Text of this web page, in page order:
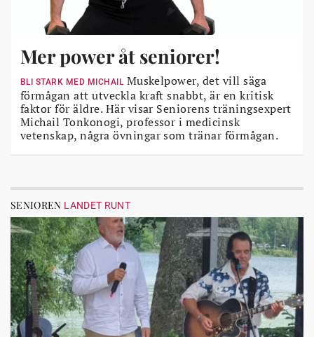
Mer power åt seniorer!
BLI STARK MED MICHAILMuskelpower, det vill säga
förmågan att utveckla kraft snabbt, är en kritisk
faktor för äldre. Här visar Seniorens träningsexpert
Michail Tonkonogi, professor i medicinsk
vetenskap, några övningar som tränar förmågan.
SENIOREN LANDET RUNT